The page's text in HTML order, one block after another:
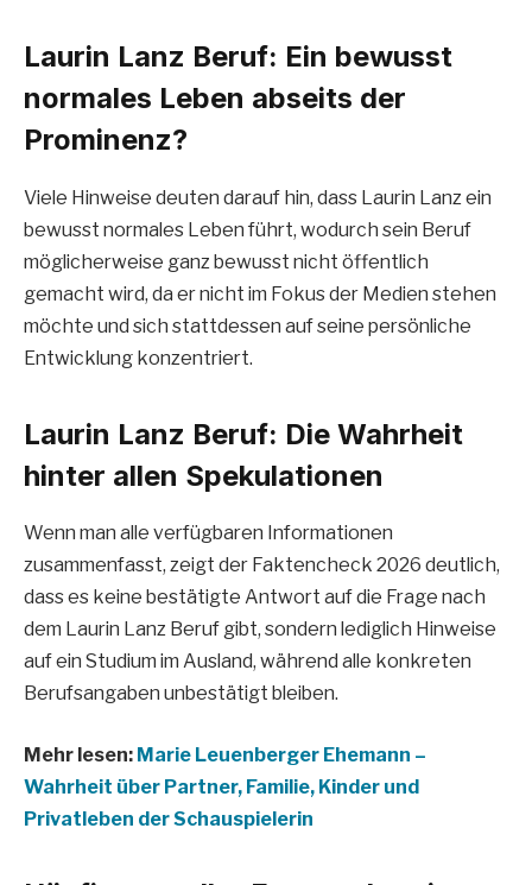
Laurin Lanz Beruf: Ein bewusst
normales Leben abseits der
Prominenz?
Viele Hinweise deuten darauf hin, dass Laurin Lanz ein
bewusst normales Leben führt, wodurch sein Beruf
möglicherweise ganz bewusst nicht öffentlich
gemacht wird, da er nicht im Fokus der Medien stehen
möchte und sich stattdessen auf seine persönliche
Entwicklung konzentriert.
Laurin Lanz Beruf: Die Wahrheit
hinter allen Spekulationen
Wenn man alle verfügbaren Informationen
zusammenfasst, zeigt der Faktencheck 2026 deutlich,
dass es keine bestätigte Antwort auf die Frage nach
dem Laurin Lanz Beruf gibt, sondern lediglich Hinweise
auf ein Studium im Ausland, während alle konkreten
Berufsangaben unbestätigt bleiben.
Mehr lesen: Marie Leuenberger Ehemann –
Wahrheit über Partner, Familie, Kinder und
Privatleben der Schauspielerin